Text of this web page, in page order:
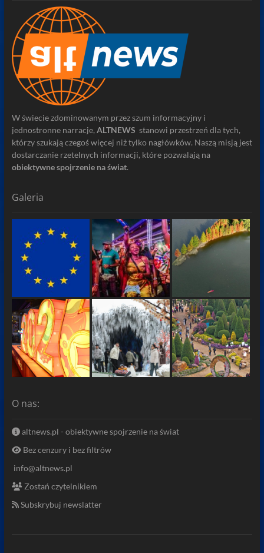
W świecie zdominowanym przez szum informacyjny i
jednostronne narracje, ALTNEWS stanowi przestrzeń dla tych,
którzy szukają czegoś więcej niż tylko nagłówków. Naszą misją jest
dostarczanie rzetelnych informacji, które pozwalają na
obiektywne spojrzenie na świat.
Galeria
O nas:
altnews.pl - obiektywne spojrzenie na świat
Bez cenzury i bez filtrów
info@altnews.pl
Zostań czytelnikiem
Subskrybuj newslatter